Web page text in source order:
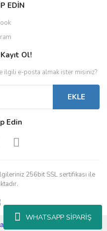
WHATSAPP SİPARİŞ
EDİN
Ol!
ilgili e-posta almak ister misiniz?
EKLE
Edin
256bit SSL sertifikası ile